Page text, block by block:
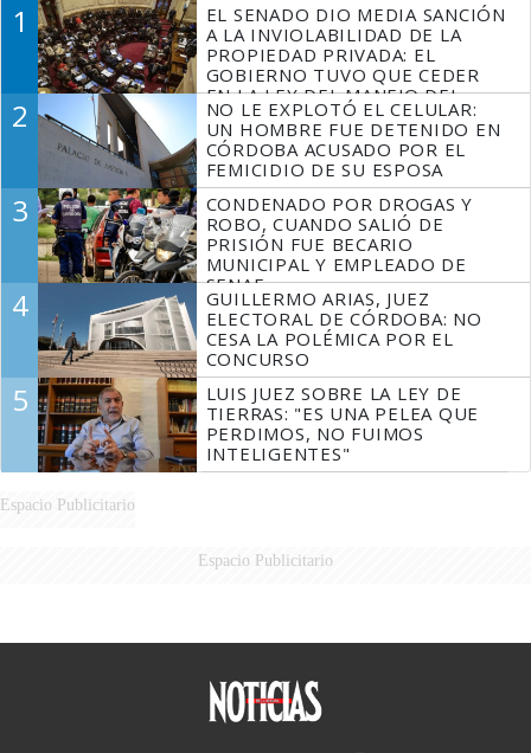
1
EL SENADO DIO MEDIA SANCIÓN
A LA INVIOLABILIDAD DE LA
PROPIEDAD PRIVADA: EL
GOBIERNO TUVO QUE CEDER
EN LA LEY DEL MANEJO DEL
FUEGO
2
NO LE EXPLOTÓ EL CELULAR:
UN HOMBRE FUE DETENIDO EN
CÓRDOBA ACUSADO POR EL
FEMICIDIO DE SU ESPOSA
3
CONDENADO POR DROGAS Y
ROBO, CUANDO SALIÓ DE
PRISIÓN FUE BECARIO
MUNICIPAL Y EMPLEADO DE
SENAF
4
GUILLERMO ARIAS, JUEZ
ELECTORAL DE CÓRDOBA: NO
CESA LA POLÉMICA POR EL
CONCURSO
5
LUIS JUEZ SOBRE LA LEY DE
TIERRAS: "ES UNA PELEA QUE
PERDIMOS, NO FUIMOS
INTELIGENTES"
Espacio Publicitario
Espacio Publicitario